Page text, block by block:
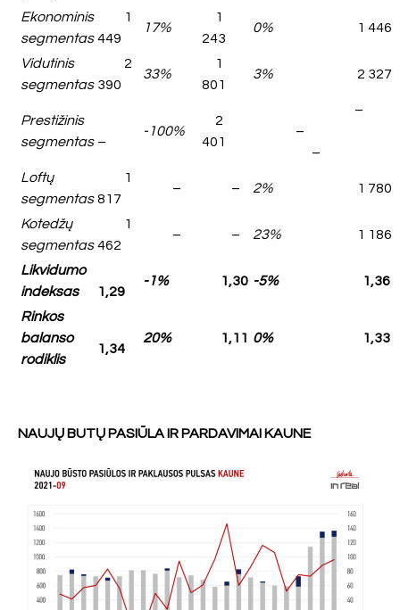
Ekonominis
segmentas
1
449
17%
1
243
0% 1 446
Vidutinis
segmentas
2
390
33%
1
801
3% 2 327
Prestižinis
segmentas –
-100%
2
401
–
–
–
Loftų
segmentas
1
817
– – 2% 1 780
Kotedžų
segmentas
1
462
– – 23% 1 186
Likvidumo
indeksas
1,29
-1% 1,30 -5% 1,36
Rinkos
balanso
rodiklis
1,34
20% 1,11 0% 1,33
NAUJŲ BUTŲ PASIŪLA IR PARDAVIMAI KAUNE